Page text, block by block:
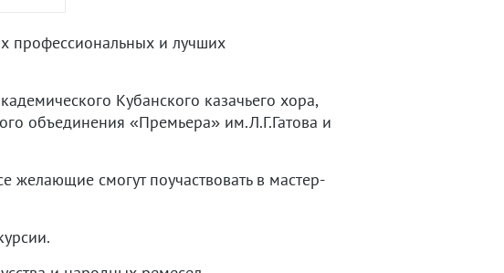
профессиональных и лучших
Кубанского казачьего хора,
объединения «Премьера» им.Л.Г.Гатова и
желающие смогут поучаствовать в мастер-